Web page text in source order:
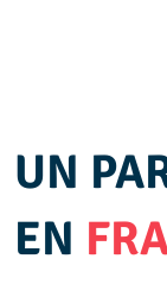
UN
EN